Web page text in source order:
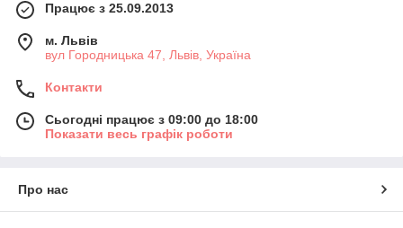
Працює з 25.09.2013
м. Львів
вул Городницька 47, Львів, Україна
Контакти
Сьогодні працює з 09:00 до 18:00
Показати весь графік роботи
Про нас